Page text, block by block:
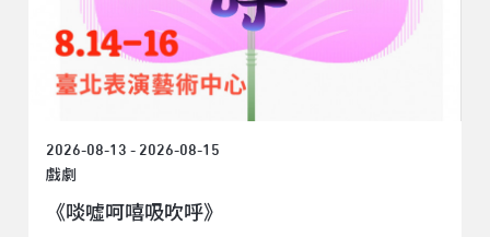
2026-08-13 - 2026-08-15
戲劇
《啖噓呵嘻吸吹呼》